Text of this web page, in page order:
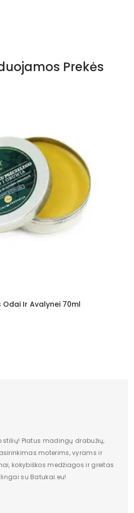
1 mm
Nauja
Prekės
Ir Avalynei 70ml
Platus madingų drabužių,
moterims, vyrams ir
kokybiškos medžiagos ir greitas
su Batukai.eu!